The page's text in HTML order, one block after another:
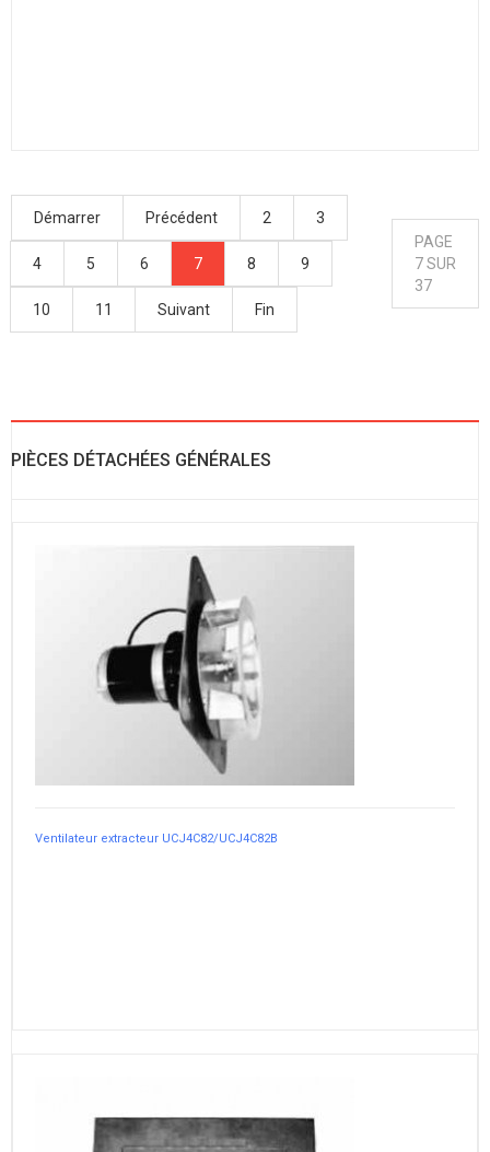
Démarrer Précédent 2 3
4 5 6 7 8 9
10 11 Suivant Fin
PAGE
7 SUR
37
PIÈCES DÉTACHÉES GÉNÉRALES
Ventilateur extracteur UCJ4C82/UCJ4C82B